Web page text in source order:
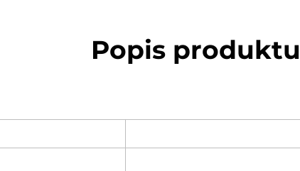
Popis produktu